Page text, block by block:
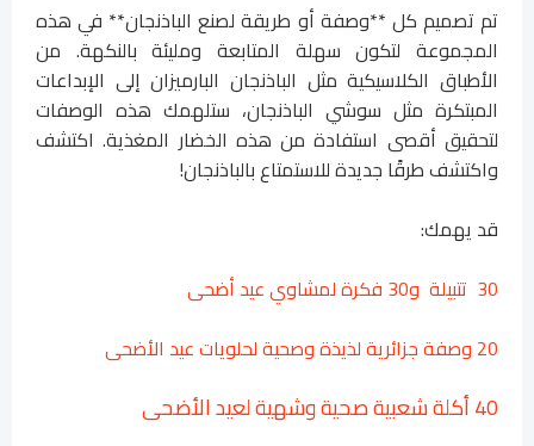
تم تصميم كل **وصفة أو طريقة لصنع الباذنجان** في هذه
المجموعة لتكون سهلة المتابعة ومليئة بالنكهة. من
الأطباق الكلاسيكية مثل الباذنجان البارميزان إلى الإبداعات
المبتكرة مثل سوشي الباذنجان، ستلهمك هذه الوصفات
لتحقيق أقصى استفادة من هذه الخضار المغذية. اكتشف
واكتشف طرقًا جديدة للاستمتاع بالباذنجان!
قد يهمك:
30 تتبيلة و30 فكرة لمشاوي عيد أضحى
20 وصفة جزائرية لذيذة وصحية لحلويات عيد الأضحى
40 أكلة شعبية صحية وشهية لعيد الأضحى